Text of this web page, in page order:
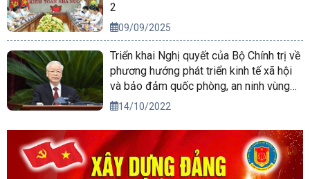
2
09/09/2025
Triển khai Nghị quyết của Bộ Chính trị về
phương hướng phát triển kinh tế xã hội
và bảo đảm quốc phòng, an ninh vùng
Tây Nguyên đến năm 2030, tầm nhìn
14/10/2022